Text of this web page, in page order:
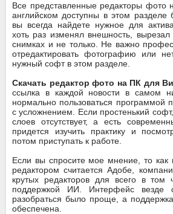
Все представленные редакторы фото
английском доступны в этом разделе
вы всегда найдете нужное для
хоть раз изменял внешность, вырезал
снимках и не только. Не важно
отредактировать фотографию или
нужный софт в этом разделе.
Скачать редактор фото на ПК для
ссылка в каждой новости в самом
нормально пользоваться программой
с усложнением. Если простенький
слоев отсутствует, а есть
придется изучить практику и
потом приступать к работе.
Если вы спросите мое мнение, то
редактором считается Адобе,
крутых редакторов для всего в том
поддержкой ИИ. Интерфейс везде
разобраться было проще, а
обеспечена.